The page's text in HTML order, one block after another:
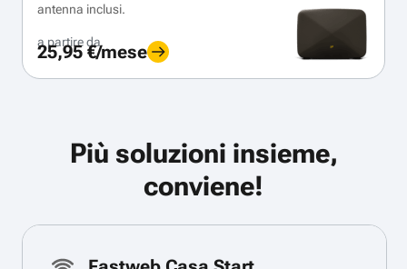
antenna inclusi.
a partire da
25,95 €/mese
Più soluzioni insieme,
conviene!